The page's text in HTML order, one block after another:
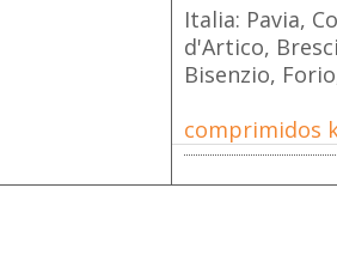
Italia: Pavia,
d'Artico,
Bisenzio,
comprimidos